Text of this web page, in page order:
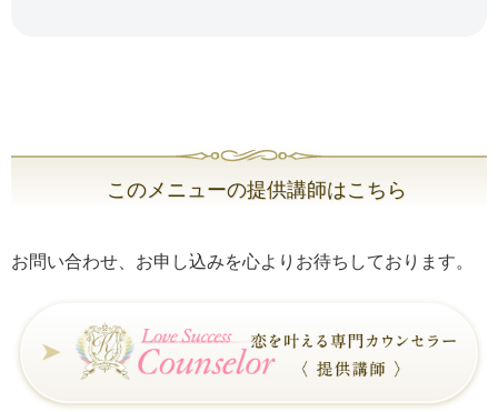
このメニューの提供講師はこちら
お問い合わせ、お申し込みを心よりお待ちしております。